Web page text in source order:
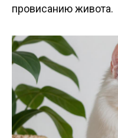
провисанию живота.